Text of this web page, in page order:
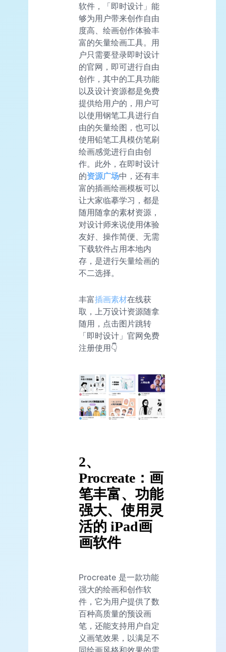
软件，「即时设计」能
够为用户带来创作自由
度高、绘画创作体验丰
富的矢量绘画工具。用
户只需要登录即时设计
的官网，即可进行自由
创作，其中的工具功能
以及设计资源都是免费
提供给用户的，用户可
以使用钢笔工具进行自
由的矢量绘图，也可以
使用铅笔工具模仿笔刷
绘画感觉进行自由创
作。此外，在即时设计
的资源广场中，还有丰
富的插画绘画模板可以
让大家临摹学习，都是
随用随拿的素材资源，
对设计师来说使用体验
友好、操作简便、无需
下载软件占用本地内
存，是进行矢量绘画的
不二选择。
丰富插画素材在线获
取，上万设计资源随拿
随用，点击图片跳转
「即时设计」官网免费
注册使用👇
2、
Procreate：画
笔丰富、功能
强大、使用灵
活的 iPad画
画软件
Procreate 是一款功能
强大的绘画和创作软
件，它为用户提供了数
百种高质量的预设画
笔，还能支持用户自定
义画笔效果，以满足不